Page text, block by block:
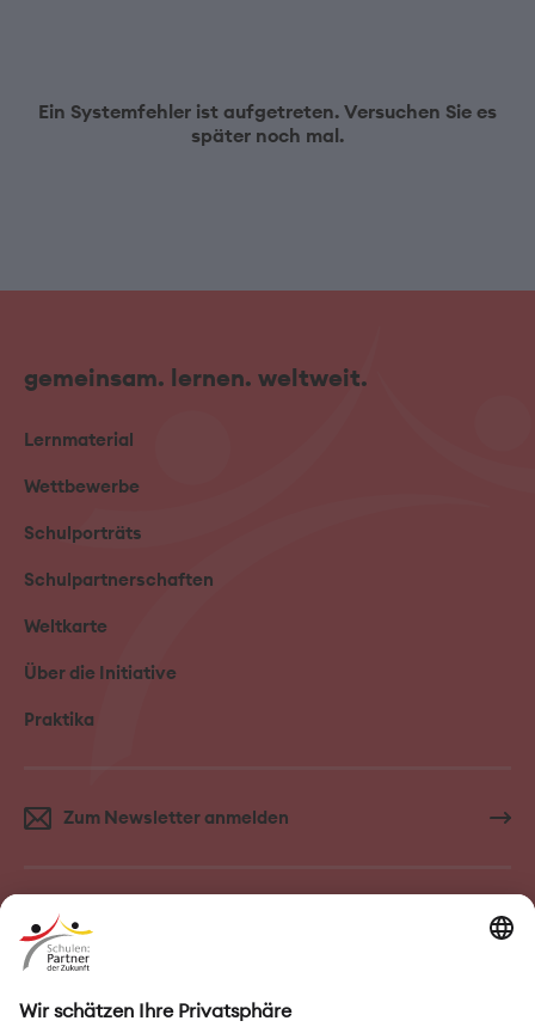
Ein Systemfehler ist aufgetreten. Versuchen Sie es
später noch mal.
gemeinsam. lernen. weltweit.
Lernmaterial
Wettbewerbe
Schulporträts
Schulpartnerschaften
Weltkarte
Über die Initiative
Praktika
Zum Newsletter anmelden
FAQ–Häufige Fragen Kontakt